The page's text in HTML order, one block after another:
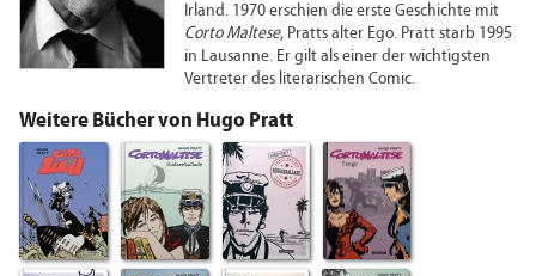
Irland. 1970 erschien die erste Geschichte mit
Corto Maltese, Pratts alter Ego. Pratt starb 1995
in Lausanne. Er gilt als einer der wichtigsten
Vertreter des literarischen Comic.
Weitere Bücher von Hugo Pratt